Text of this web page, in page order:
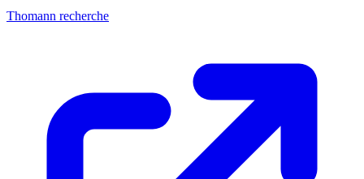
Thomann recherche